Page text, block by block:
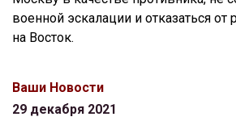
военной эскалации и отказаться
на Восток.
Ваши Новости
29 декабря 2021